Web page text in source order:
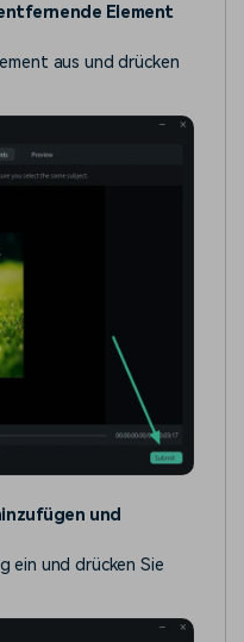
Element
aus und drücken
und
ein und drücken Sie